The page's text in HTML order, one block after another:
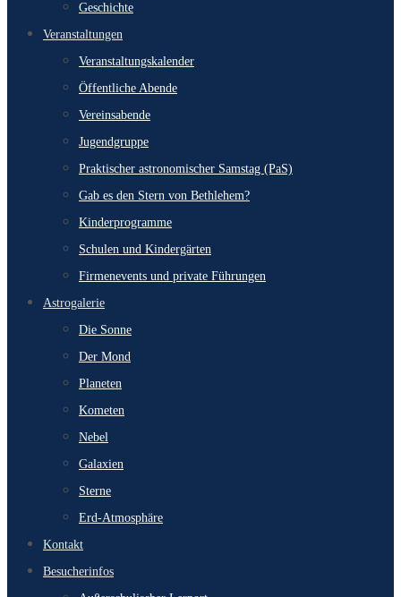
Geschichte
Veranstaltungen
Veranstaltungskalender
Öffentliche Abende
Vereinsabende
Jugendgruppe
Praktischer astronomischer Samstag (PaS)
Gab es den Stern von Bethlehem?
Kinderprogramme
Schulen und Kindergärten
Firmenevents und private Führungen
Astrogalerie
Die Sonne
Der Mond
Planeten
Kometen
Nebel
Galaxien
Sterne
Erd-Atmosphäre
Kontakt
Besucherinfos